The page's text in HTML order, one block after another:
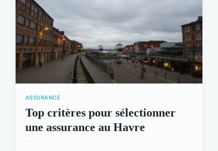
ASSURANCE
Top critères pour sélectionner
une assurance au Havre
...